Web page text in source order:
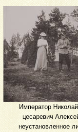
Император
цесаревич
неустановленное